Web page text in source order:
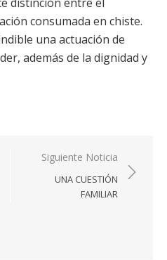
consumada en chiste.
una actuación de
además de la dignidad y
Siguiente Noticia
UNA CUESTIÓN
FAMILIAR